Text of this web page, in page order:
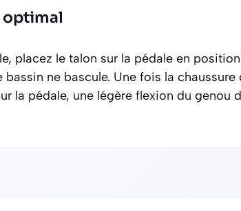
optimal
placez le talon sur la pédale en
bassin ne bascule. Une fois la
la pédale, une légère flexion du genou